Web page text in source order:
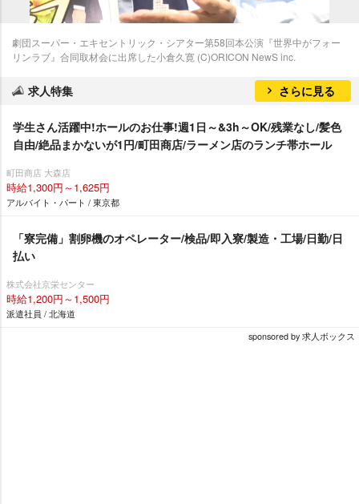
劇団スーパー・エキセントリック・シアター第58回本公演『世界中がフォー
リンラブ』合同取材会に出席した小倉久寛 (C)ORICON NewS inc.
求人特集 さらに見る
学生さん活躍中!ホールのお仕事!週1日～&3h～OK/残業なし/髪色
自由/絶品まかないが1円/町田商店/ラーメン店のランチ帯ホール
町田商店 大森店
時給1,300円～1,625円
アルバイト・パート / 東京都
「寮完備」割卵機のオペレーター/検品/即入寮/製造・工場/日勤/日
払い
株式会社京栄センター
時給1,200円～1,500円
派遣社員 / 北海道
sponsored by 求人ボックス